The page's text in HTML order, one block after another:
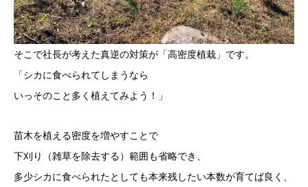
そこで社長が考えた真逆の対策が「高密度植栽」です。
「シカに食べられてしまうなら
いっそのこと多く植えてみよう！」
苗木を植える密度を増やすことで
下刈り（雑草を除去する）範囲も省略でき、
多少シカに食べられたとしても本来残したい本数が育てば良く、